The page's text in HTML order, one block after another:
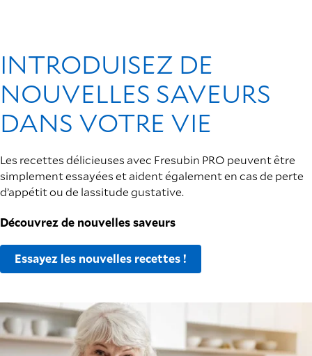
INTRODUISEZ DE
NOUVELLES SAVEURS
DANS VOTRE VIE
Les recettes délicieuses avec Fresubin PRO peuvent être
simplement essayées et aident également en cas de perte
d’appétit ou de lassitude gustative.
Découvrez de nouvelles saveurs
Essayez les nouvelles recettes !